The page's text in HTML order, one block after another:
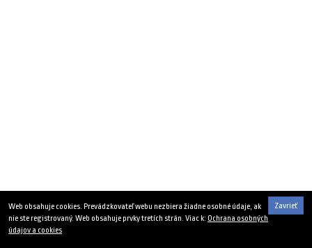
Zavrieť
Web obsahuje cookies. Prevádzkovateľ webu nezbiera žiadne osobné údaje, ak
nie ste registrovaný. Web obsahuje prvky tretích strán. Viac k: Ochrana osobných
údajov a cookies